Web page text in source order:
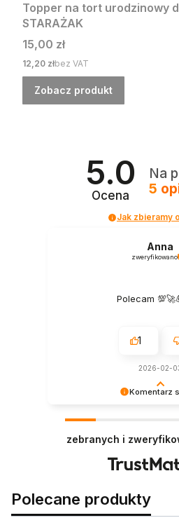
Topper na tort urodzinowy
STARAŻAK
Cena
15,00 zł
Cena
12,20 złbez VAT
Zobacz produkt
5.0
Ocena
Na
5
Jak zbieramy
Komentarz
Anna
zweryfikowano
Polecam
1
2026-02-
zebranych i
Polecane produkty